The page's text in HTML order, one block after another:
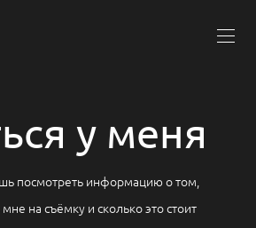
у меня
посмотреть информацию о том,
мне на съёмку и сколько это стоит